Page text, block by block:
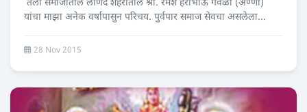
तेली समाजातील लोणंद शहरातील श्री. रमेश हरीभाऊ गवळी (अण्णा)
यांचा माझा अनेक वर्षापासुन परिचय. पुर्वपार समाज सेवचा असलेला...
28 Nov 2015